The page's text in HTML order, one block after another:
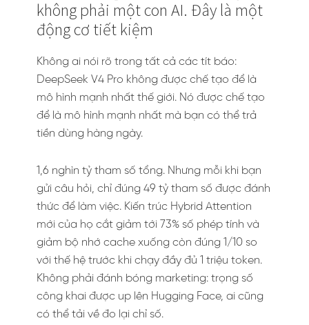
không phải một con AI. Đây là một
động cơ tiết kiệm
Không ai nói rõ trong tất cả các tít báo:
DeepSeek V4 Pro không được chế tạo để là
mô hình mạnh nhất thế giới. Nó được chế tạo
để là mô hình mạnh nhất mà bạn có thể trả
tiền dùng hàng ngày.
1,6 nghìn tỷ tham số tổng. Nhưng mỗi khi bạn
gửi câu hỏi, chỉ đúng 49 tỷ tham số được đánh
thức để làm việc. Kiến trúc Hybrid Attention
mới của họ cắt giảm tới 73% số phép tính và
giảm bộ nhớ cache xuống còn đúng 1/10 so
với thế hệ trước khi chạy đầy đủ 1 triệu token.
Không phải đánh bóng marketing: trọng số
công khai được up lên Hugging Face, ai cũng
có thể tải về đo lại chỉ số.